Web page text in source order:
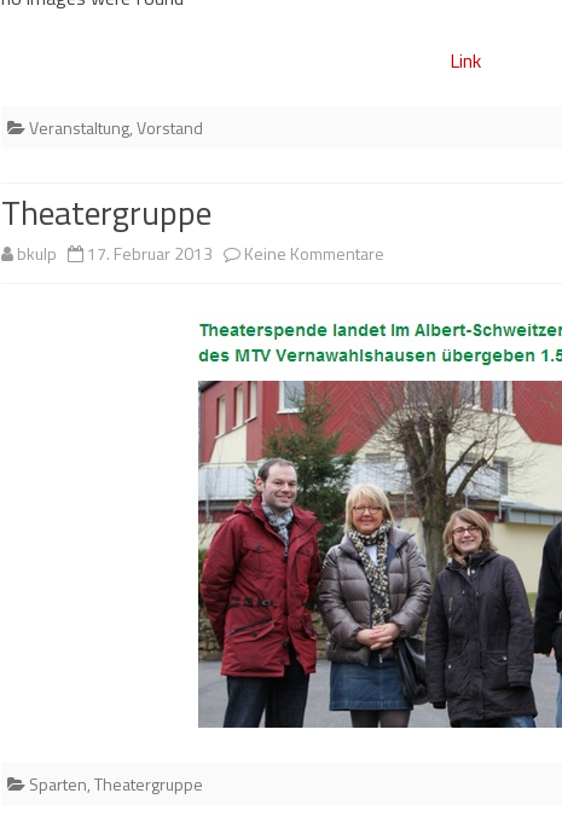
Link
Veranstaltung,Vorstand
Theatergruppe
bkulp 17. Februar 2013 Keine Kommentare
Sparten,Theatergruppe